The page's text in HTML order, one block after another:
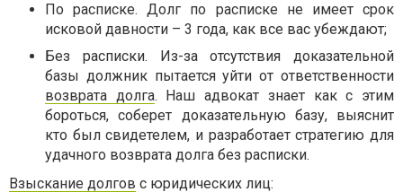
По расписке. Долг по расписке не имеет срок
исковой давности – 3 года, как все вас убеждают;
Без расписки. Из-за отсутствия доказательной
базы должник пытается уйти от ответственности
возврата долга. Наш адвокат знает как с этим
бороться, соберет доказательную базу, выяснит
кто был свидетелем, и разработает стратегию для
удачного возврата долга без расписки.
Взыскание долгов с юридических лиц: